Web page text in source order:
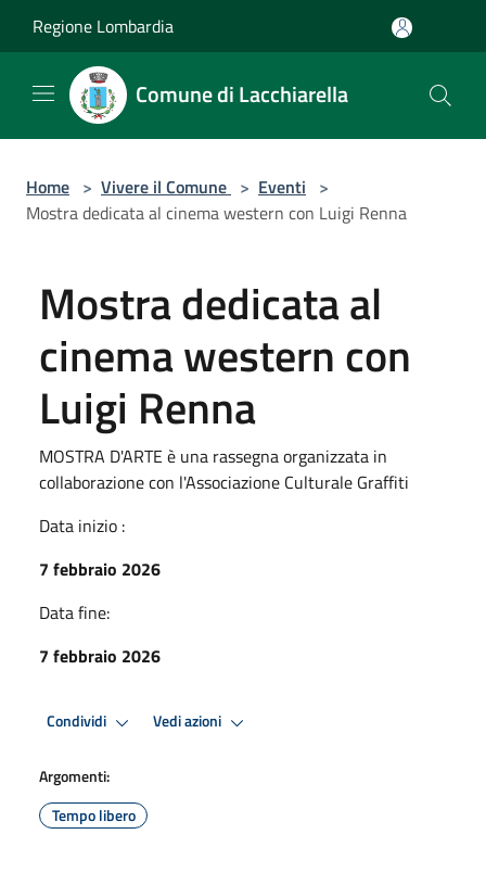
Regione Lombardia
Comune di Lacchiarella
Home > Vivere il Comune > Eventi >
Mostra dedicata al cinema western con Luigi Renna
Mostra dedicata al
cinema western con
Luigi Renna
MOSTRA D'ARTE è una rassegna organizzata in
collaborazione con l'Associazione Culturale Graffiti
Data inizio :
7 febbraio 2026
Data fine:
7 febbraio 2026
Condividi Vedi azioni
Argomenti:
Tempo libero